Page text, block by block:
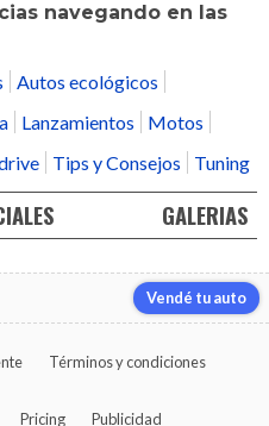
navegando en las
Autos ecológicos
Lanzamientos
Motos
Tips y Consejos Tuning
GALERIAS
Vendé tu auto
Términos y condiciones
Pricing Publicidad